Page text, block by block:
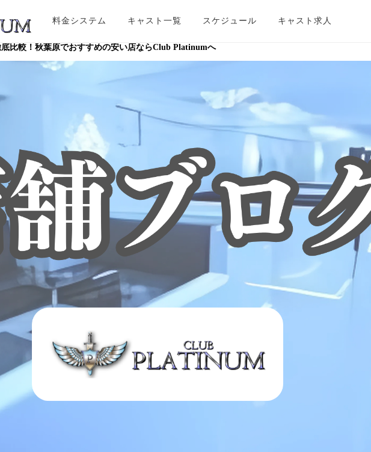
料金システム キャスト一覧 スケジュール キャスト求人
比較！秋葉原でおすすめの安い店ならClub Platinumへ